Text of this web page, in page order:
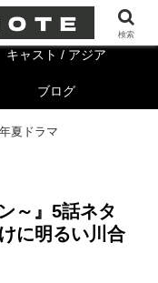
キャスト/海外
キャスト / アジア
ブログ
夏ドラマ
～』5話ネタ
に明るい川合
検索